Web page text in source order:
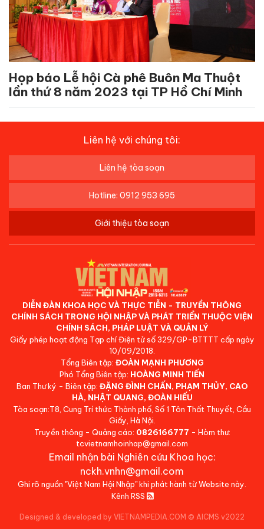
Họp báo Lễ hội Cà phê Buôn Ma Thuột
lần thứ 8 năm 2023 tại TP Hồ Chí Minh
Liên hệ với chúng tôi:
Liên hệ tòa soạn
Hotline: 0912 953 695
Giới thiệu tòa soạn
DIỄN ĐÀN KHOA HỌC VÀ THỰC TIỄN - TRUYỀN THÔNG
CHÍNH SÁCH TRONG HỘI NHẬP VÀ PHÁT TRIỂN THUỘC VIỆN
CHÍNH SÁCH, PHÁP LUẬT VÀ QUẢN LÝ
Giấy phép hoạt động Tạp chí Điện tử số 329/GP-BTTTT cấp ngày
10/09/2018.
Tổng Biên tập: ĐOÀN MẠNH PHƯƠNG
Phó Tổng Biên tập: HOÀNG MINH TIẾN
Ban Thư ký - Biên tập: ĐẶNG ĐÌNH CHẤN, PHẠM THỦY, CAO
HÀ, NHẬT QUANG, ĐOÀN HIẾU
Tòa soạn:T8, Cung Trí thức Thành phố, Số 1 Tôn Thất Thuyết, Cầu
Giấy, Hà Nội.
Truyền thông - Quảng cáo: 0826166777 - Hòm thư:
tcvietnamhoinhap@gmail.com
Email nhận bài Nghiên cứu Khoa học:
nckh.vnhn@gmail.com
Ghi rõ nguồn "Việt Nam Hội Nhập" khi phát hành từ Website này.
Kênh RSS
Designed & developed by VIETNAMPEDIA.COM © AICMS v2022